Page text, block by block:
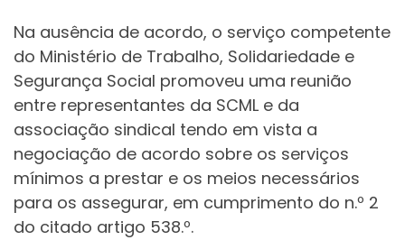
Na ausência de acordo, o serviço competente
do Ministério de Trabalho, Solidariedade e
Segurança Social promoveu uma reunião
entre representantes da SCML e da
associação sindical tendo em vista a
negociação de acordo sobre os serviços
mínimos a prestar e os meios necessários
para os assegurar, em cumprimento do n.º 2
do citado artigo 538.º.